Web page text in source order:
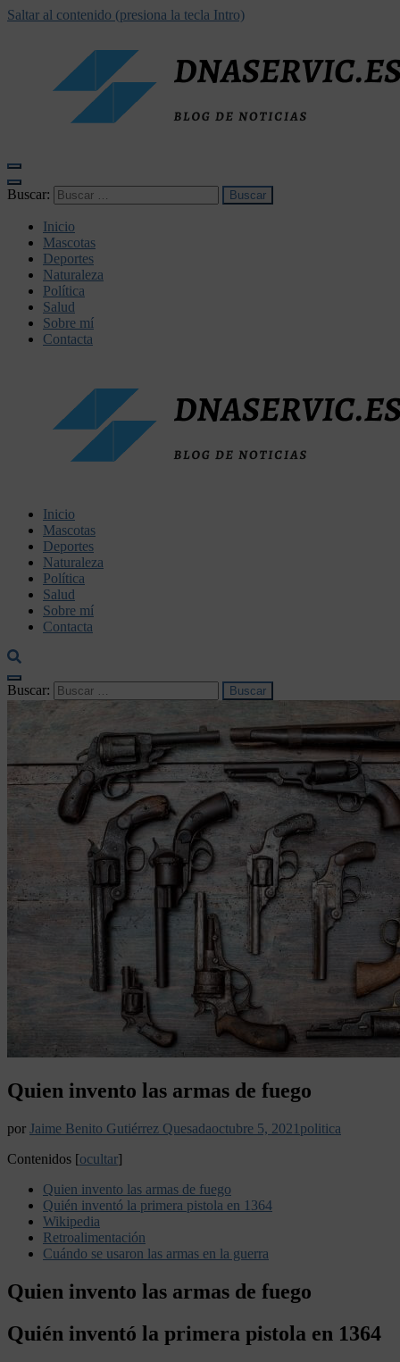
Saltar al contenido (presiona la tecla Intro)
Buscar:
Inicio
Mascotas
Deportes
Naturaleza
Política
Salud
Sobre mí
Contacta
dnaservic.es
Inicio
Mascotas
Deportes
Naturaleza
Política
Salud
Sobre mí
Contacta
Buscar:
Quien invento las armas de fuego
por Jaime Benito Gutiérrez Quesadaoctubre 5, 2021 politica
Contenidos [ocultar]
Quien invento las armas de fuego
Quién inventó la primera pistola en 1364
Wikipedia
Retroalimentación
Cuándo se usaron las armas en la guerra
Quien invento las armas de fuego
Quién inventó la primera pistola en 1364